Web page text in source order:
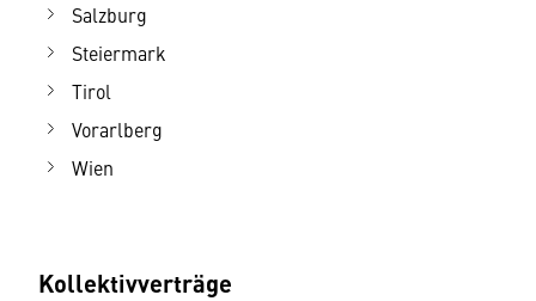
Salzburg
Steiermark
Tirol
Vorarlberg
Wien
Kollektivverträge